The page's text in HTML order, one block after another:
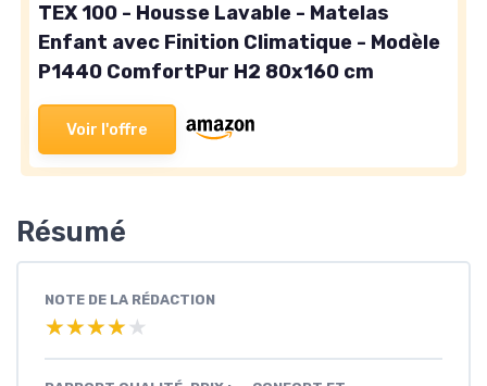
TEX 100 - Housse Lavable - Matelas
Enfant avec Finition Climatique - Modèle
P1440 ComfortPur H2 80x160 cm
Voir l'offre
Résumé
NOTE DE LA RÉDACTION
★★★★★
★★★★★